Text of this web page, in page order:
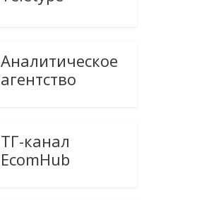
Аналитическое
агентство
ТГ-канал
EcomHub